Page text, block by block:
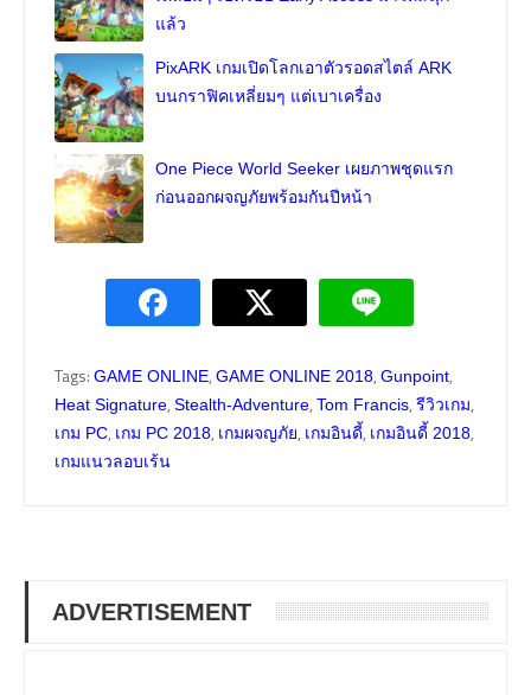
แล้ว
PixARK เกมเปิดโลกเอาตัวรอดสไตล์ ARK
บนกราฟิคเหลี่ยมๆ แต่เบาเครื่อง
One Piece World Seeker เผยภาพชุดแรก
ก่อนออกผจญภัยพร้อมกันปีหน้า
Tags: GAME ONLINE, GAME ONLINE 2018, Gunpoint,
Heat Signature, Stealth-Adventure, Tom Francis, รีวิวเกม,
เกม PC, เกม PC 2018, เกมผจญภัย, เกมอินดี้, เกมอินดี้ 2018,
เกมแนวลอบเร้น
ADVERTISEMENT